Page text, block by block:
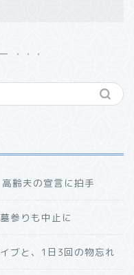
齢夫の宣言に拍手
参りも中止に
ブと、1日3回の物忘れ